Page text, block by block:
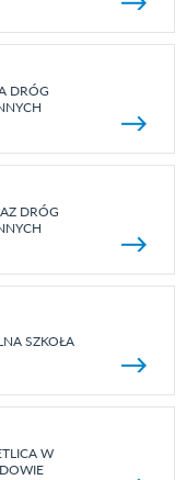
DRÓG
DRÓG
SZKOŁA
W